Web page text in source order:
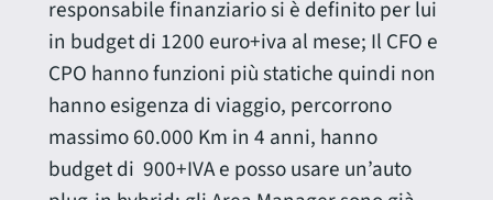
responsabile finanziario si è definito per lui
in budget di 1200 euro+iva al mese; Il CFO e
CPO hanno funzioni più statiche quindi non
hanno esigenza di viaggio, percorrono
massimo 60.000 Km in 4 anni, hanno
budget di 900+IVA e posso usare un’auto